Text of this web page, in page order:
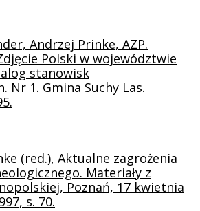
Andrzej Prinke, AZP.
Polski w województwie
stanowisk
Nr 1. Gmina Suchy Las.
(red.), Aktualne zagrożenia
Materiały z
Poznań, 17 kwietnia
s. 70.